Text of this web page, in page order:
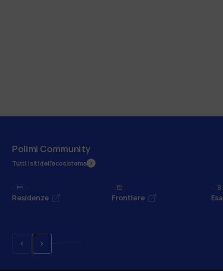
Polimi Community
Tutti i siti dell’ecosistema
Residenze Frontiere